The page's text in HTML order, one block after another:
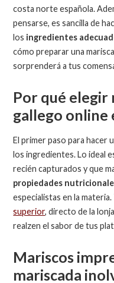
costa norte española.
pensarse, es sancilla de
los ingredientes
cómo preparar una
sorprenderá a tus
Por qué elegir
gallego online
El primer paso para hacer
los ingredientes. Lo ideal
recién capturados y que
propiedades
especialistas en la
superior, directo de la
realzen el sabor de tus
Mariscos
mariscada